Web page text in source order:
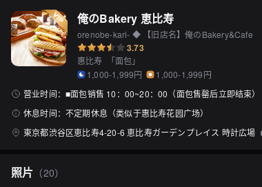
俺のBakery 恵比寿
orenobe-kari- ◆ 【旧店名】俺のBakery&Cafe
3.73
惠比寿 「面包」
1,000-1,999円
1,000-1,999円
营业时间： ■面包销售 10：00~20：00（面包售罄后立即结束
休息时间： 不定期休息（类似于惠比寿花园广场）
東京都渋谷区恵比寿4-20-6 恵比寿ガーデンプレイス 時計広場
照片 （20）